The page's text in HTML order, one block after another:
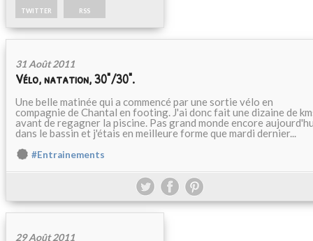
TWITTER RSS
31 Août 2011
Vélo, natation, 30"/30".
Une belle matinée qui a commencé par une sortie vélo en
compagnie de Chantal en footing. J'ai donc fait une dizaine de
avant de regagner la piscine. Pas grand monde encore
dans le bassin et j'étais en meilleure forme que mardi dernier...
#Entrainements
29 Août 2011